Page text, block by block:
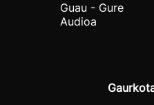
Guau - Gure
Audioa